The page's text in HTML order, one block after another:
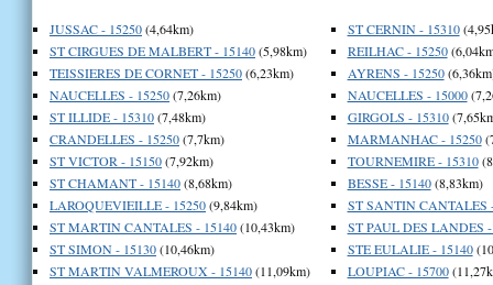
JUSSAC - 15250(4,64km)
ST CIRGUES DE MALBERT - 15140(5,98km)
TEISSIERES DE CORNET - 15250(6,23km)
NAUCELLES - 15250(7,26km)
ST ILLIDE - 15310(7,48km)
CRANDELLES - 15250(7,7km)
ST VICTOR - 15150(7,92km)
ST CHAMANT - 15140(8,68km)
LAROQUEVIEILLE - 15250(9,84km)
ST MARTIN CANTALES - 15140(10,43km)
ST SIMON - 15130(10,46km)
ST MARTIN VALMEROUX - 15140(11,09km)
ST CERNIN - 15310
REILHAC - 15250
AYRENS - 15250
NAUCELLES - 15000
GIRGOLS - 15310
MARMANHAC - 15250
TOURNEMIRE - 15310
BESSE - 15140(8,83km)
ST SANTIN CANTALES
ST PAUL DES LANDES
STE EULALIE - 15140
LOUPIAC - 15700